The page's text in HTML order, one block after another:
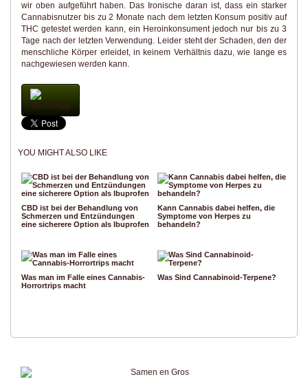
wir oben aufgeführt haben. Das Ironische daran ist, dass ein starker
Cannabisnutzer bis zu 2 Monate nach dem letzten Konsum positiv auf
THC getestet werden kann, ein Heroinkonsument jedoch nur bis zu 3
Tage nach der letzten Verwendung. Leider steht der Schaden, den der
menschliche Körper erleidet, in keinem Verhältnis dazu, wie lange es
nachgewiesen werden kann.
WhatsApp
YOU MIGHT ALSO LIKE
CBD ist bei der Behandlung von
Schmerzen und Entzündungen
eine sicherere Option als Ibuprofen
Kann Cannabis dabei helfen, die
Symptome von Herpes zu
behandeln?
Was man im Falle eines Cannabis-
Horrortrips macht
Was Sind Cannabinoid-Terpene?